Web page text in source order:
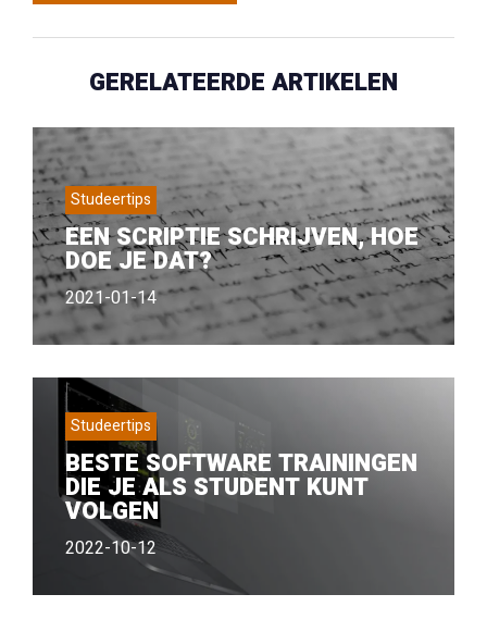
GERELATEERDE ARTIKELEN
Studeertips
EEN SCRIPTIE SCHRIJVEN, HOE
DOE JE DAT?
2021-01-14
Studeertips
BESTE SOFTWARE TRAININGEN
DIE JE ALS STUDENT KUNT
VOLGEN
2022-10-12